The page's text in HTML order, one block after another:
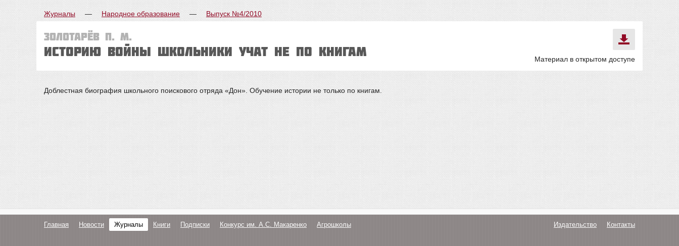
Журналы — Народное образование — Выпуск №4/2010
Золотарёв П. М.
Историю войны школьники учат не по книгам
Материал в открытом доступе
Доблестная биография школьного поискового отряда «Дон». Обучение истории не только по книгам.
Главная Новости Журналы Книги Подписки Конкурс им. А.С. Макаренко Агрошколы Издательство Контакты